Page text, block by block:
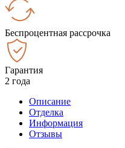
Беспроцентная рассрочка
Гарантия
2 года
Описание
Отделка
Информация
Отзывы